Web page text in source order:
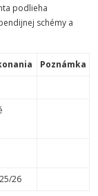
podlieha
schémy a
Poznámka
26